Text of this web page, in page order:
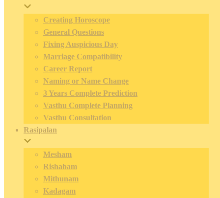
Creating Horoscope
General Questions
Fixing Auspicious Day
Marriage Compatibility
Career Report
Naming or Name Change
3 Years Complete Prediction
Vasthu Complete Planning
Vasthu Consultation
Rasipalan
Mesham
Rishabam
Mithunam
Kadagam